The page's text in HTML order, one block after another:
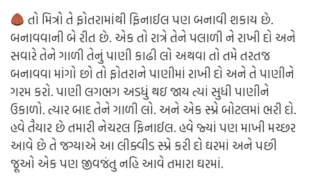
તો મિત્રો તે ફોતરામાંથી ફિનાઈલ પણ બનાવી શકાય છે.
બનાવવાની બે રીત છે. એક તો રાત્રે તેને પલાળી ને રાખી દો અને
સવારે તેને ગાળી તેનું પાણી કાઢી લો અથવા તો તમે તરતજ
બનાવવા માંગો છો તો ફોતરાને પાણીમાં રાખી દો અને તે પાણીને
ગરમ કરો. પાણી લગભગ અડધું થઇ જાય ત્યાં સુધી પાણીને
ઉકાળો. ત્યાર બાદ તેને ગાળી લો. અને એક સ્પ્રે બોટલમાં ભરી દો.
હવે તૈયાર છે તમારી નેચરલ ફિનાઈલ. હવે જ્યાં પણ માખી મચ્છર
આવે છે તે જગ્યાએ આ લીક્વીડ સ્પ્રે કરી દો ઘરમાં અને પછી
જૂઓ એક પણ જીવજંતુ નહિ આવે તમારા ઘરમાં.